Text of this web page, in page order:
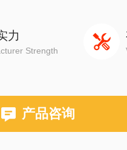
力
Strength
产品咨询